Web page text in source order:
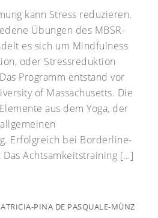
kann Stress reduzieren.
Übungen des MBSR-
es sich um Mindfulness
oder Stressreduktion
Programm entstand vor
of Massachusetts. Die
aus dem Yoga, der
Erfolgreich bei Borderline-
Das Achtsamkeitstraining […]
PINA DE PASQUALE-MÜNZ